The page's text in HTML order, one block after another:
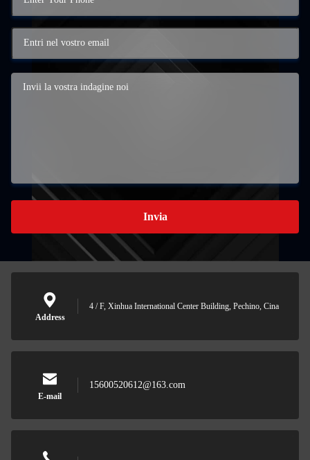
Invia
Address
4 / F, Xinhua International Center Building, Pechino, Cina
E-mail
15600520612@163.com